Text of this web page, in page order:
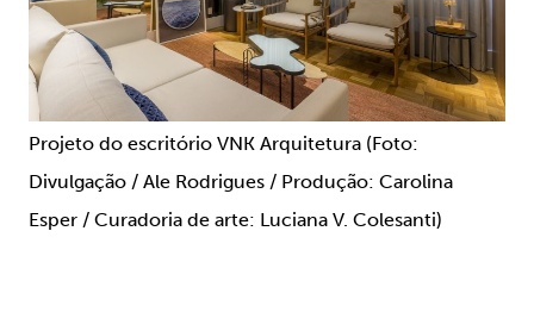
Projeto do escritório VNK Arquitetura (Foto:
Divulgação / Ale Rodrigues / Produção: Carolina
Esper / Curadoria de arte: Luciana V. Colesanti)